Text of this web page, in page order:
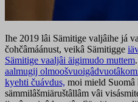
Ihe 2019 lâi Sämitige valjâihe já
čohčâmáánust, veikâ Sämitigge
Sämitige vaaljâi äigimudo muttem
aalmugij
kyehti čuávdus, moi mield Suomâ
sämmilâšmiäruštâllâm vâi